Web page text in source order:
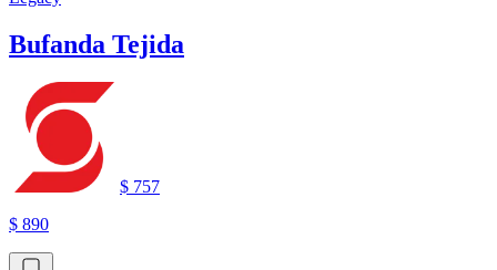
Bufanda Tejida
$ 757
$ 890